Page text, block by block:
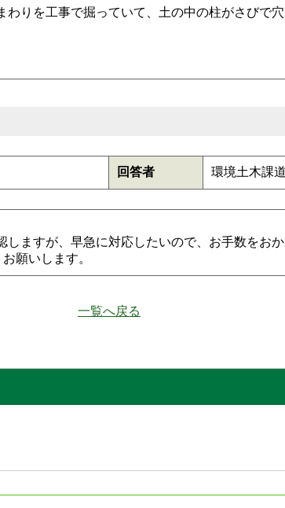
りを工事で掘っていて、土の中の柱がさびで穴
回答者 環境土木課
ますが、早急に対応したいので、お手数をお
願いします。
一覧へ戻る